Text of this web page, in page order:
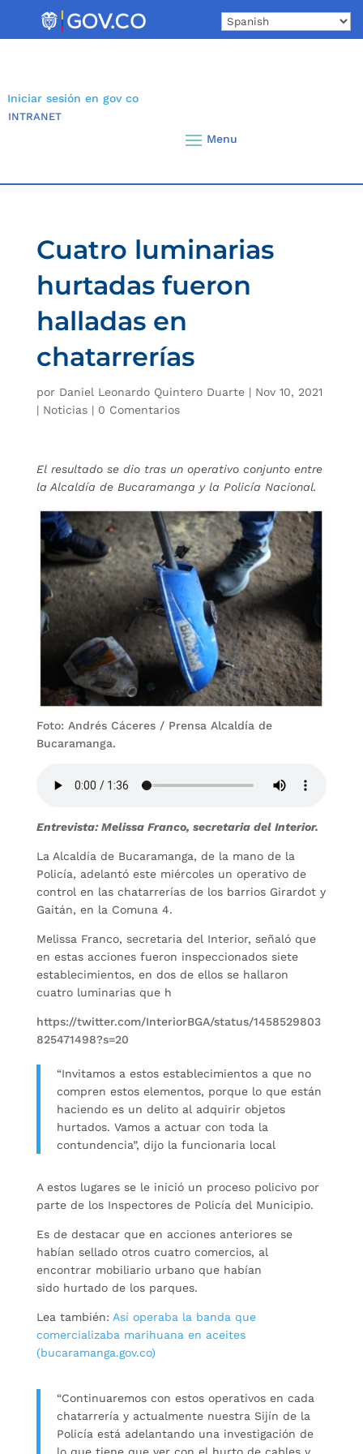
Iniciar sesión en gov co
INTRANET
Cuatro luminarias
hurtadas fueron
halladas en
chatarrerías
por Daniel Leonardo Quintero Duarte| Nov 10, 2021
| Noticias| 0 Comentarios
El resultado se dio tras un operativo conjunto entre
la Alcaldía de Bucaramanga y la Policía Nacional.
Foto: Andrés Cáceres / Prensa Alcaldía de
Bucaramanga.
Entrevista: Melissa Franco, secretaria del Interior.
La Alcaldía de Bucaramanga, de la mano de la
Policía, adelantó este miércoles un operativo de
control en las chatarrerías de los barrios Girardot y
Gaitán, en la Comuna 4.
Melissa Franco, secretaria del Interior, señaló que
en estas acciones fueron inspeccionados siete
establecimientos, en dos de ellos se hallaron
cuatro luminarias que h
https://twitter.com/InteriorBGA/status/1458529803
825471498?s=20
“Invitamos a estos establecimientos a que no
compren estos elementos, porque lo que están
haciendo es un delito al adquirir objetos
hurtados. Vamos a actuar con toda la
contundencia”, dijo la funcionaria local
A estos lugares se le inició un proceso policivo por
parte de los Inspectores de Policía del Municipio.
Es de destacar que en acciones anteriores se
habían sellado otros cuatro comercios, al
encontrar mobiliario urbano que habían
sido hurtado de los parques.
Lea también: Así operaba la banda que
comercializaba marihuana en aceites
(bucaramanga.gov.co)
“Continuaremos con estos operativos en cada
chatarrería y actualmente nuestra Sijín de la
Policía está adelantando una investigación de